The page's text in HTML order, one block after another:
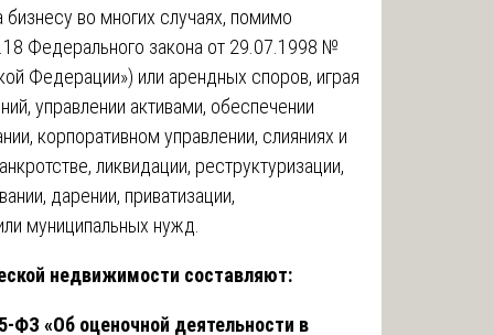
во многих случаях, помимо
Федерального закона от 29.07.1998 №
Федерации») или арендных споров, играя
управлении активами, обеспечении
корпоративном управлении, слияниях и
ликвидации, реструктуризации,
дарении, приватизации,
муниципальных нужд.
недвижимости составляют:
«Об оценочной деятельности в